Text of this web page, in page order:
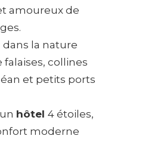
amoureux de
la nature
falaises, collines
et petits ports
hôtel 4 étoiles,
moderne